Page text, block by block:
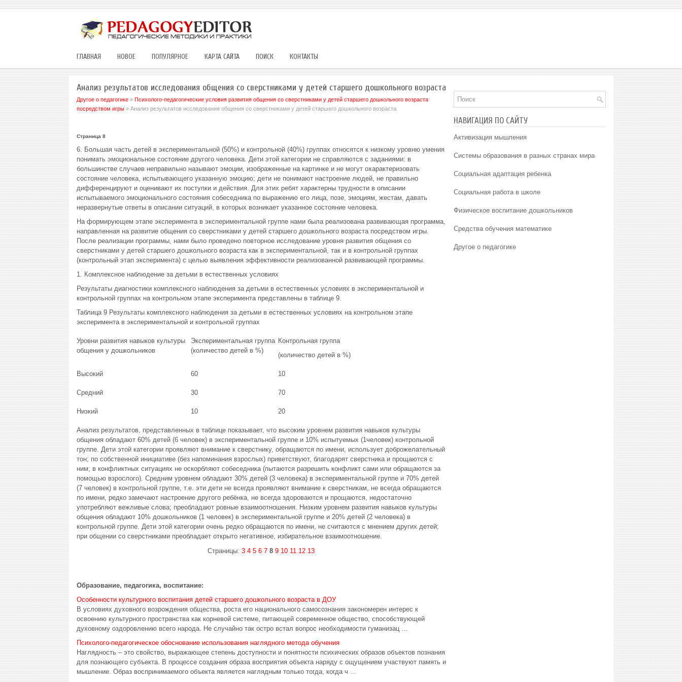
ГЛАВНАЯ НОВОЕ ПОПУЛЯРНОЕ КАРТА САЙТА ПОИСК КОНТАКТЫ
Анализ результатов исследования общения со сверстниками у детей старшего дошкольного возраста
Другое о педагогике» Психолого-педагогические условия развития общения со сверстниками у детей старшего дошкольного возраста
посредством игры» Анализ результатов исследования общения со сверстниками у детей старшего дошкольного возраста
Страница 8
6. Большая часть детей в экспериментальной (50%) и контрольной (40%) группах относятся к низкому уровню умения
понимать эмоциональное состояние другого человека. Дети этой категории не справляются с заданиями: в
большинстве случаев неправильно называют эмоции, изображенные на картинке и не могут охарактеризовать
состояние человека, испытывающего указанную эмоцию; дети не понимают настроение людей, не правильно
дифференцируют и оценивают их поступки и действия. Для этих ребят характерны трудности в описании
испытываемого эмоционального состояния собеседника по выражению его лица, позе, эмоциям, жестам, давать
неразвернутые ответы в описании ситуаций, в которых возникает указанное состояние человека.
На формирующем этапе эксперимента в экспериментальной группе нами была реализована развивающая программа,
направленная на развитие общения со сверстниками у детей старшего дошкольного возраста посредством игры.
После реализации программы, нами было проведено повторное исследование уровня развития общения со
сверстниками у детей старшего дошкольного возраста как в экспериментальной, так и в контрольной группах
(контрольный этап эксперимента) с целью выявления эффективности реализованной развивающей программы.
1. Комплексное наблюдение за детьми в естественных условиях
Результаты диагностики комплексного наблюдения за детьми в естественных условиях в экспериментальной и
контрольной группах на контрольном этапе эксперимента представлены в таблице 9.
Таблица 9 Результаты комплексного наблюдения за детьми в естественных условиях на контрольном этапе
эксперимента в экспериментальной и контрольной группах
Уровни развития навыков культуры
общения у дошкольников
Экспериментальная группа
(количество детей в %)
Контрольная группа
(количество детей в %)
Высокий 60 10
Средний 30 70
Низкий 10 20
Анализ результатов, представленных в таблице показывает, что высоким уровнем развития навыков культуры
общения обладают 60% детей (6 человек) в экспериментальной группе и 10% испытуемых (1человек) контрольной
группе. Дети этой категории проявляют внимание к сверстнику, обращаются по имени, использует доброжелательный
тон; по собственной инициативе (без напоминания взрослых) приветствуют, благодарят сверстника и прощаются с
ним; в конфликтных ситуациях не оскорбляют собеседника (пытаются разрешить конфликт сами или обращаются за
помощью взрослого). Средним уровнем обладают 30% детей (3 человека) в экспериментальной группе и 70% детей
(7 человек) в контрольной группе, т.е. эти дети не всегда проявляют внимание к сверстникам, не всегда обращаются
по имени, редко замечают настроение другого ребёнка, не всегда здороваются и прощаются, недостаточно
употребляют вежливые слова; преобладают ровные взаимоотношения. Низким уровнем развития навыков культуры
общения обладают 10% дошкольников (1 человек) в экспериментальной группе и 20% детей (2 человека) в
контрольной группе. Дети этой категории очень редко обращаются по имени, не считаются с мнением других детей;
при общении со сверстниками преобладает открыто негативное, избирательное взаимоотношение.
Страницы: 3 4 5 6 7 8 9 10 11 12 13
Образование, педагогика, воспитание:
Особенности культурного воспитания детей старшего дошкольного возраста в ДОУ
В условиях духовного возрождения общества, роста его национального самосознания закономерен интерес к
освоению культурного пространства как корневой системе, питающей современное общество, способствующей
духовному оздоровлению всего народа. Не случайно так остро встал вопрос необходимости гуманизац ...
Психолого-педагогическое обоснование использования наглядного метода обучения
Наглядность – это свойство, выражающее степень доступности и понятности психических образов объектов познания
для познающего субъекта. В процессе создания образа восприятия объекта наряду с ощущением участвуют память и
мышление. Образ воспринимаемого объекта является наглядным только тогда, когда ч ...
НАВИГАЦИЯ ПО САЙТУ
Активизация мышления
Системы образования в разных странах мира
Социальная адаптация ребенка
Социальная работа в школе
Физическое воспитание дошкольников
Средства обучения математике
Другое о педагогике